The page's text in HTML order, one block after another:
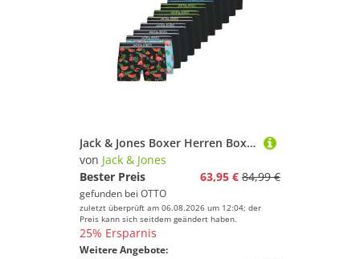
Jack & Jones Boxer Herren Boxershort 12er Pack Baumwolle (Packung, 12er Pack)
von Jack & Jones
Bester Preis
63,95 € 84,99 €
gefunden bei OTTO
zuletzt überprüft am 06.08.2026 um 12:04; der
Preis kann sich seitdem geändert haben.
25% Ersparnis
Weitere Angebote: